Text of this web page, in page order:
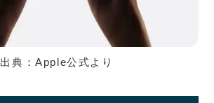
出典：Apple公式より